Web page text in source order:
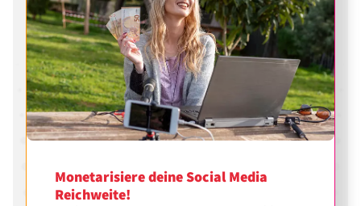
Monetarisiere deine Social Media
Reichweite!